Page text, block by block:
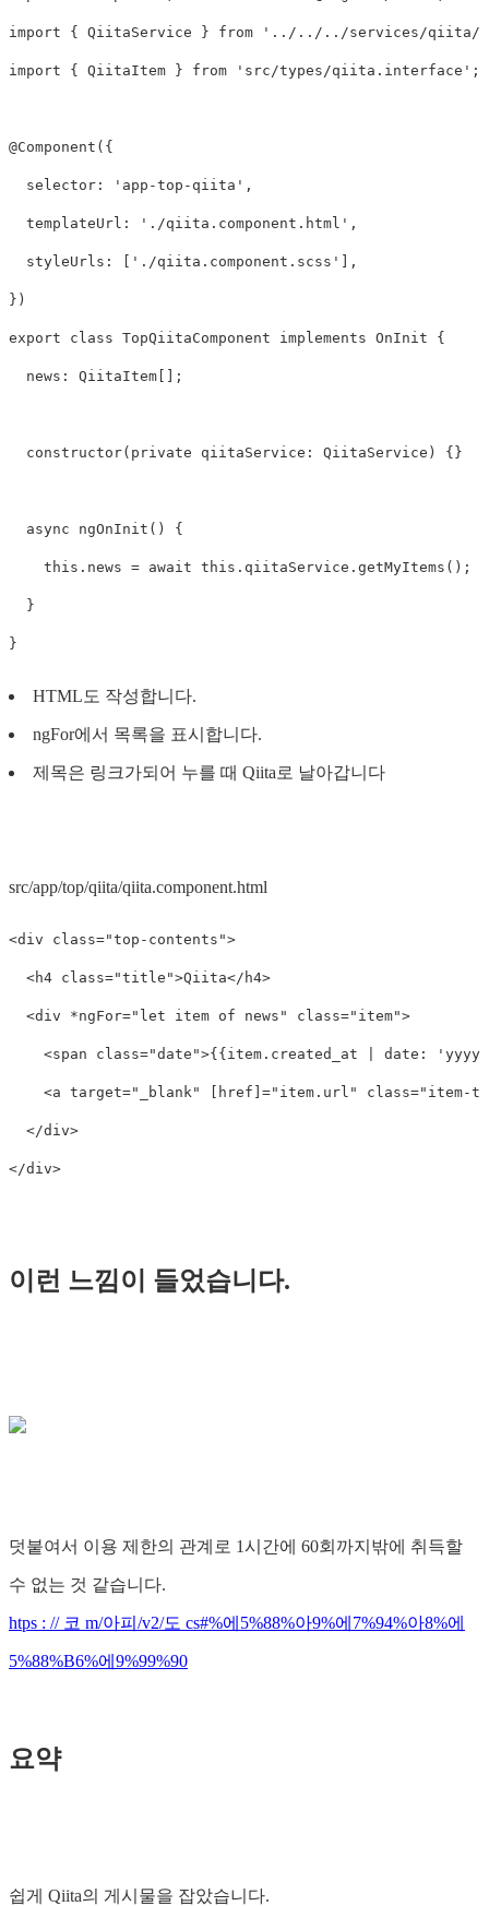
import { QiitaService } from ' ../../../services/qiita/
import { QiitaItem } from ' src/types/qiita.interface ' ;
@Component ({
selector : ' app-top-qiita ' ,
templateUrl : ' ./qiita.component.html ' ,
styleUrls : ' ./qiita.component.scss ' ],
})
export class TopQiitaComponent implements OnInit {
news : QiitaItem [];
constructor( private qiitaService : QiitaService ) {}
async ngOnInit () {
this . news = await this . qiitaService . getMyItems ();
}
}
HTML도 작성합니다.
ngFor에서 목록을 표시합니다.
제목은 링크가되어 누를 때 Qiita로 날아갑니다
src/app/top/qiita/qiita.component.html
<div class="top-contents">
<h4 class="title">Qiita</h4>
<div *ngFor="let item of news" class="item">
<span class="date">{{item.created_at | date: 'yyyy/
<a target="_blank" [href]="item.url" class="item-
</div>
</div>
이런 느낌이 들었습니다.
덧붙여서 이용 제한의 관계로 1시간에 60회까지밖에 취득할
수 없는 것 같습니다.
htps : // 코 m/아피/v2/도 cs#%에5%88%아9%에7%94%아8%에
5%88%B6%에9%99%90
요약
쉽게 Qiita의 게시물을 잡았습니다.